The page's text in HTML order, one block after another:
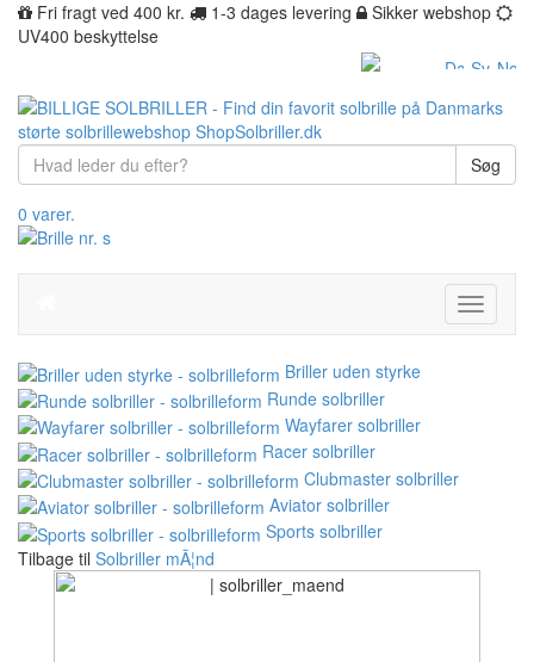
Fri fragt ved 400 kr. 1-3 dages levering
Sikker webshop
UV400 beskyttelse
Søg
0 varer.
Toggle
Briller uden styrke
Runde solbriller
Wayfarer solbriller
Racer solbriller
Clubmaster solbriller
Aviator solbriller
Sports solbriller
Tilbage til Solbriller mÃ¦nd